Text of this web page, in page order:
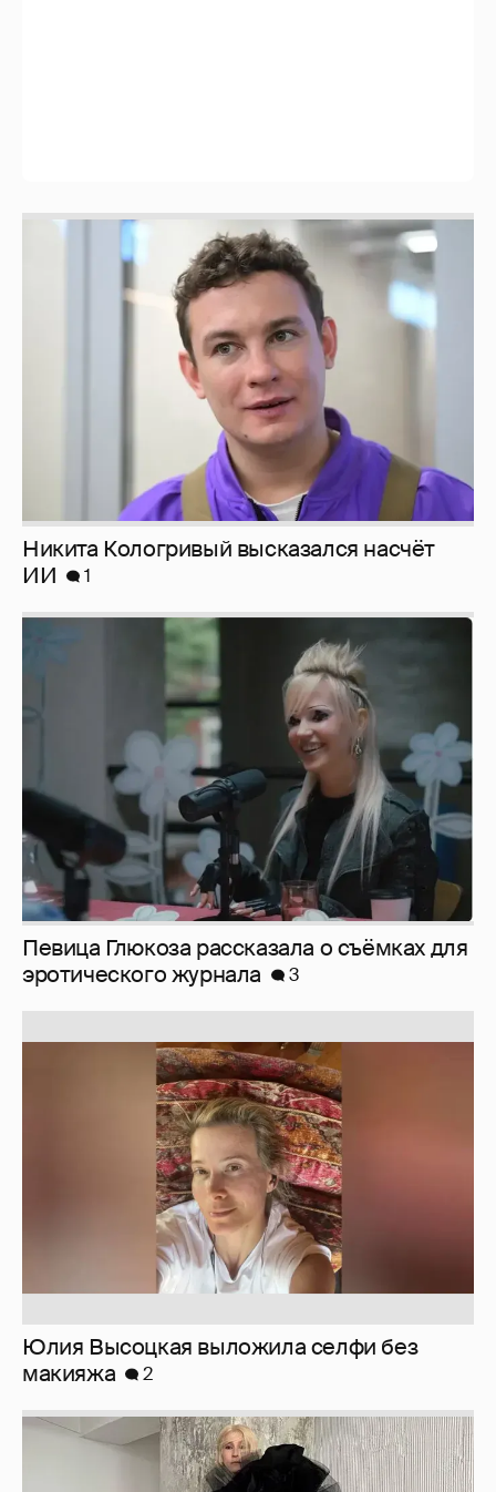
Никита Кологривый высказался насчёт
Певица Глюкоза рассказала о съёмках для
эротического журнала
3
Юлия Высоцкая выложила селфи без
Журналистка Сулим примерила новый